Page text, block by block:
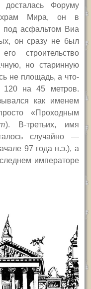
Форуму
Мира, он в
под асфальтом Виа
он сразу не был
строительство
но старинную
не площадь, а что-
120 на 45 метров.
как именем
«Проходным
). В-третьих, имя
случайно —
97 года н.э.), а
императоре